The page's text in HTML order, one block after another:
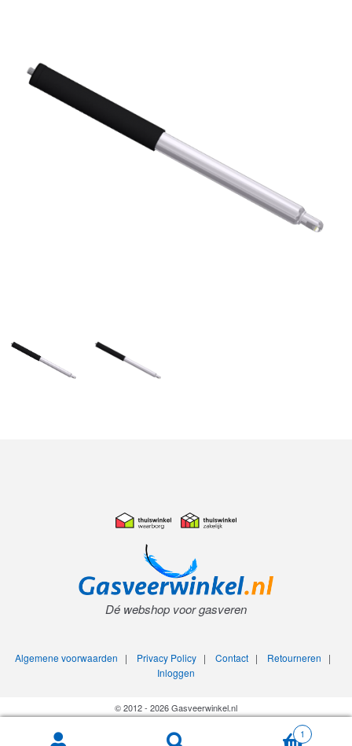
1
Dé webshop voor gasveren
Algemene voorwaarden | Privacy Policy| Contact| Retourneren |
Inloggen
© 2012 - 2026 Gasveerwinkel.nl